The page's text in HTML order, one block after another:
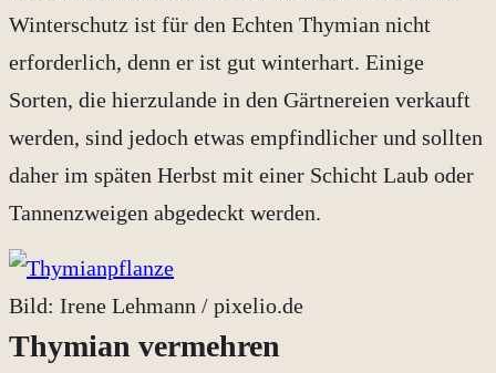
Winterschutz ist für den Echten Thymian nicht
erforderlich, denn er ist gut winterhart. Einige
Sorten, die hierzulande in den Gärtnereien verkauft
werden, sind jedoch etwas empfindlicher und sollten
daher im späten Herbst mit einer Schicht Laub oder
Tannenzweigen abgedeckt werden.
Bild: Irene Lehmann / pixelio.de
Thymian vermehren